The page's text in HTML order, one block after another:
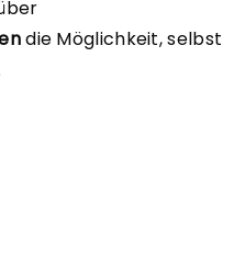
die Möglichkeit, selbst